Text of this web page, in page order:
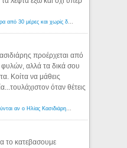
Εφορία: Κατάσχονται όλα ύστερα από 30 μέρες και χωρίς δικαστικές αποφάσεις - Λόγιος Ερμής
προέρχεται από
αλλά τα δικά σου
Κοίτα να μάθεις
όταν θέτεις
Αμερικανοί ρατσιστές αναρωτιούνται αν ο Ηλίας Κασιδιάρης ανήκει στη λευκή φυλή... - Λόγιος Ερμής
το κατεβασουμε